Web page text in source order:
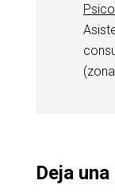
Deja